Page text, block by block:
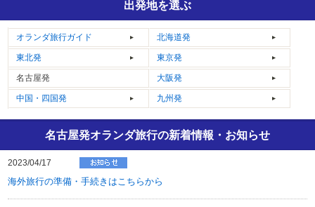
出発地を選ぶ
オランダ旅行ガイド 北海道発
東北発 東京発
名古屋発 大阪発
中国・四国発 九州発
名古屋発オランダ旅行の新着情報・お知らせ
2023/04/17
海外旅行の準備・手続きはこちらから